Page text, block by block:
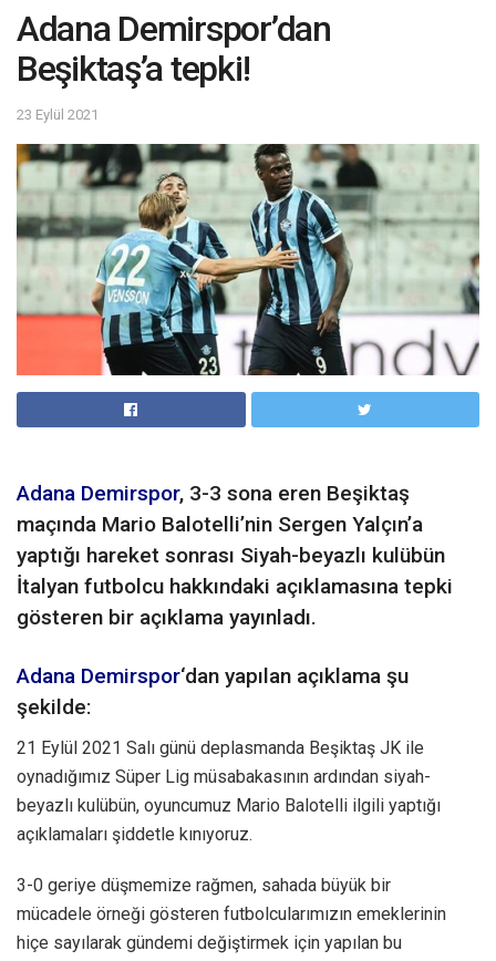
Adana Demirspor’dan
Beşiktaş’a tepki!
23 Eylül 2021
Adana Demirspor, 3-3 sona eren Beşiktaş
maçında Mario Balotelli’nin Sergen Yalçın’a
yaptığı hareket sonrası Siyah-beyazlı kulübün
İtalyan futbolcu hakkındaki açıklamasına tepki
gösteren bir açıklama yayınladı.
Adana Demirspor‘dan yapılan açıklama şu
şekilde:
21 Eylül 2021 Salı günü deplasmanda Beşiktaş JK ile
oynadığımız Süper Lig müsabakasının ardından siyah-
beyazlı kulübün, oyuncumuz Mario Balotelli ilgili yaptığı
açıklamaları şiddetle kınıyoruz.
3-0 geriye düşmemize rağmen, sahada büyük bir
mücadele örneği gösteren futbolcularımızın emeklerinin
hiçe sayılarak gündemi değiştirmek için yapılan bu